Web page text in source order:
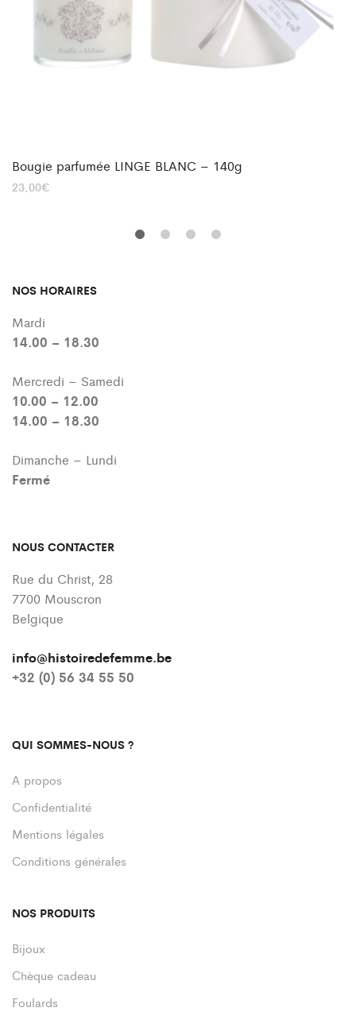
Bougie parfumée LINGE BLANC – 140g
23,00€
NOS HORAIRES
Mardi
14.00 – 18.30
Mercredi – Samedi
10.00 – 12.00
14.00 – 18.30
Dimanche – Lundi
Fermé
NOUS CONTACTER
Rue du Christ, 28
7700 Mouscron
Belgique
info@histoiredefemme.be
+32 (0) 56 34 55 50
QUI SOMMES-NOUS ?
A propos
Confidentialité
Mentions légales
Conditions générales
NOS PRODUITS
Bijoux
Chèque cadeau
Foulards